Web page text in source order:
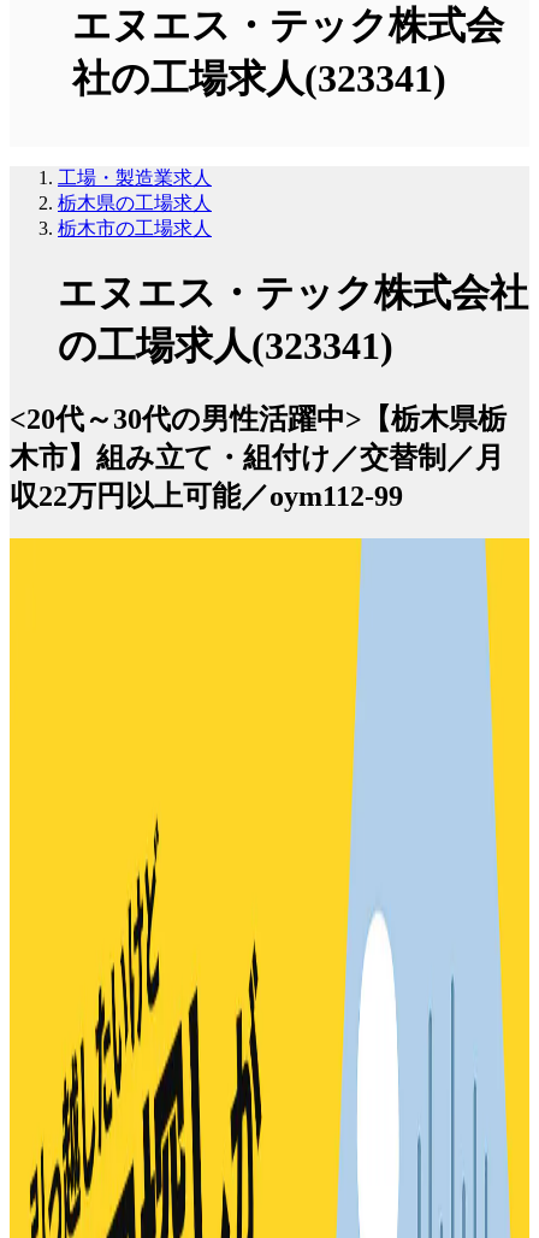
エヌエス・テック株式会
社の工場求人(323341)
工場・製造業求人
栃木県の工場求人
栃木市の工場求人
エヌエス・テック株式会社
の工場求人(323341)
<20代～30代の男性活躍中>【栃木県栃
木市】組み立て・組付け／交替制／月
収22万円以上可能／oym112-99